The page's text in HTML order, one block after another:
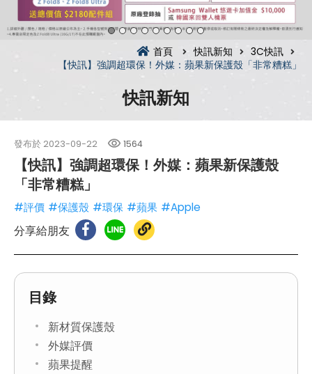
首頁 快訊新知
3C快訊
【快訊】強調超環保！外媒：蘋果新保護殼「非常糟糕」
快訊新知
發布於 2023-09-22 1564
【快訊】強調超環保！外媒：蘋果新保護殼
「非常糟糕」
#評價 #保護殼 #環保 #蘋果 #Apple
分享給朋友
目錄
新材質保護殼
外媒評價
蘋果提醒